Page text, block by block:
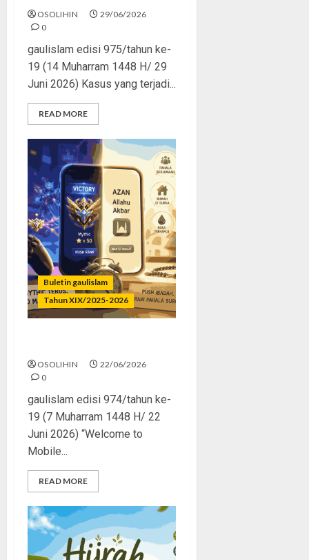
OSOLIHIN
29/06/2026
0
gaulislam edisi 975/tahun ke-
19 (14 Muharram 1448 H/ 29
Juni 2026) Kasus yang terjadi...
READ MORE
Buletin gaulislam
Tahun XIX/2025-2026
OSOLIHIN
22/06/2026
0
gaulislam edisi 974/tahun ke-
19 (7 Muharram 1448 H/ 22
Juni 2026) “Welcome to
Mobile...
READ MORE